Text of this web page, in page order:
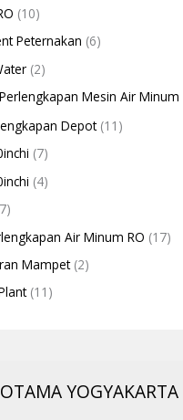
(10)
Peternakan (6)
(2)
Mesin Air Minum
Depot(11)
(7)
(4)
Air Minum RO (17)
Mampet(2)
(11)
YOGYAKARTA